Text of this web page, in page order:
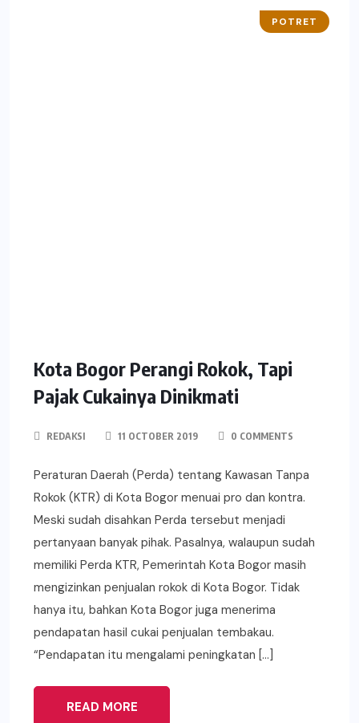
POTRET
Kota Bogor Perangi Rokok, Tapi
Pajak Cukainya Dinikmati
REDAKSI 11 OCTOBER 2019 0 COMMENTS
Peraturan Daerah (Perda) tentang Kawasan Tanpa
Rokok (KTR) di Kota Bogor menuai pro dan kontra.
Meski sudah disahkan Perda tersebut menjadi
pertanyaan banyak pihak. Pasalnya, walaupun sudah
memiliki Perda KTR, Pemerintah Kota Bogor masih
mengizinkan penjualan rokok di Kota Bogor. Tidak
hanya itu, bahkan Kota Bogor juga menerima
pendapatan hasil cukai penjualan tembakau.
“Pendapatan itu mengalami peningkatan […]
READ MORE